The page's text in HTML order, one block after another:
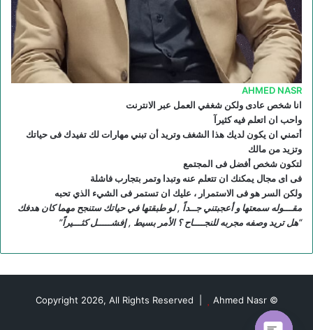
AHMED NASR
انا شخص عادى ولكن شغفي العمل عبر الانترنت
واحب ان اتعلم فيه كثيرآ
أتمني ان يكون لديك هذا الشغف وتريد أن تبني مهارات لك تفيدك فى حياتك
وتزيد من مالك
لتكون شخص أفضل فى المجتمع
فى اى مجال يمكنك ان تتعلم عنه وتبدا وتمر بتجارب فاشلة
ولكن السر هو فى الاستمرار ، عليك ان تستمر فى الشيء الذي تحبه
مقـــوله سمعتها و أعجبتني جــداً , لو طبقتها في حياتك ستنجح مهما كان هدفك
“هل تريد وصفه مجربه للنجــــاح ؟ الأمر بسيط , إفشـــــل كثـــيراً”
© Copyright 2026, All Rights Reserved |
Ahmed Nasr